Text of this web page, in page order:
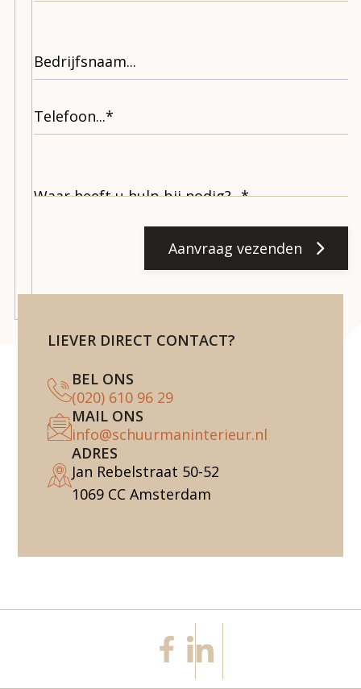
Aanvraag vezenden
LIEVER DIRECT CONTACT?
BEL ONS
(020) 610 96 29
MAIL ONS
info@schuurmaninterieur.nl
ADRES
Jan Rebelstraat 50-52
1069 CC Amsterdam